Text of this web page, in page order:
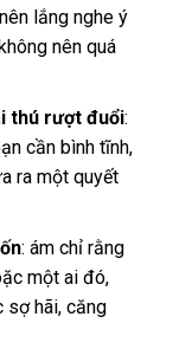
lắng nghe ý
nên quá
thú rượt đuổi:
cần bình tĩnh,
ra một quyết
: ám chỉ rằng
một ai đó,
sợ hãi, căng